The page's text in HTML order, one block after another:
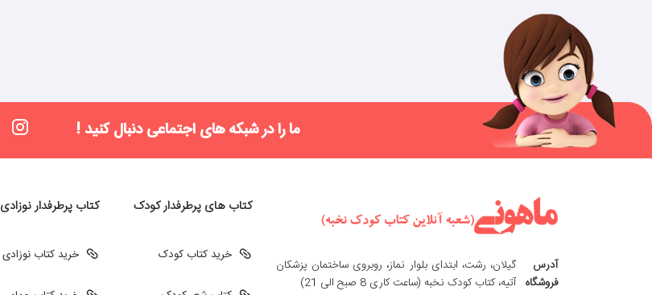
ما را در شبکه های اجتماعی دنبال کنید !
آدرس
فروشگاه
گیلان، رشت، ابتدای بلوار نماز، روبروی ساختمان پزشکان
آتیه، کتاب کودک نخبه (ساعت کاری 8 صبح الی 21)
کتاب های پرطرفدار کودک
خرید کتاب کودک
کتاب پرطرفدار نوزادی
خرید کتاب نوزادی